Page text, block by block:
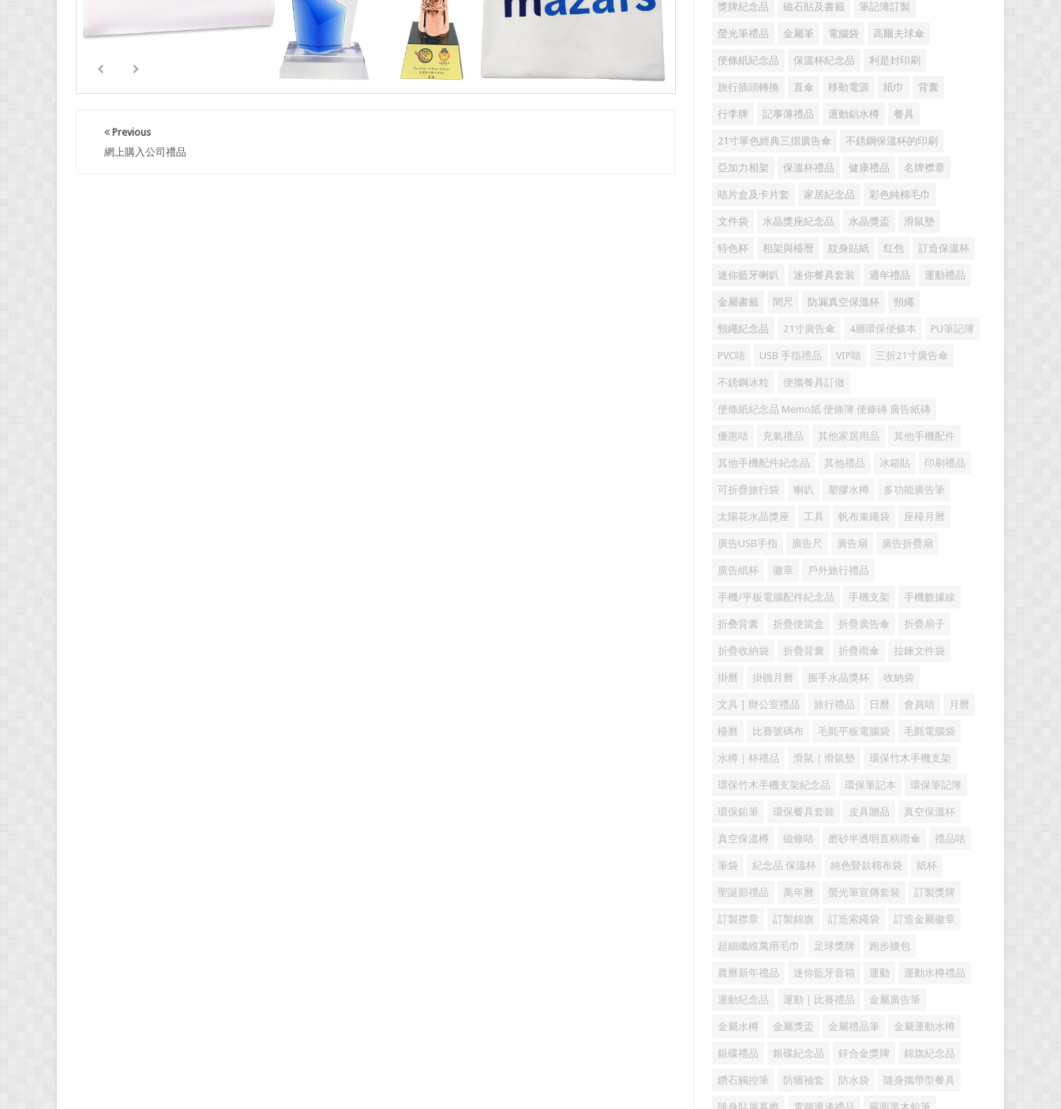
Previous
網上購入公司禮品
獎牌紀念品 磁石貼及書籤 筆記簿訂製
螢光筆禮品 金屬筆 電腦袋 高爾夫球傘
便條紙紀念品 保溫杯紀念品 利是封印刷
旅行插頭轉換 直傘 移動電源 紙巾 背囊
行李牌 記事薄禮品 運動鋁水樽 餐具
21寸單色經典三摺廣告傘 不銹鋼保溫杯的印刷
亞加力相架 保溫杯禮品 健康禮品 名牌襟章
咭片盒及卡片套 家居紀念品 彩色純棉毛巾
文件袋 水晶獎座紀念品 水晶獎盃 滑鼠墊
特色杯 相架與檯暦 紋身貼紙 红包 訂造保溫杯
迷你藍牙喇叭 迷你餐具套裝 週年禮品 運動禮品
金屬書籤 間尺 防漏真空保溫杯 頸繩
頸繩紀念品 21寸廣告傘 4層環保便條本 PU筆記簿
PVC咭 USB 手指禮品 VIP咭 三折21寸廣告傘
不銹鋼冰粒 便攜餐具訂做
便條紙紀念品 Memo紙 便條簿 便條磚 廣告紙磚
優惠咭 充氣禮品 其他家居用品 其他手機配件
其他手機配件紀念品 其他禮品 冰箱貼 印刷禮品
可折疊旅行袋 喇叭 塑膠水樽 多功能廣告筆
太陽花水晶獎座 工具 帆布束繩袋 座檯月曆
廣告USB手指 廣告尺 廣告扇 廣告折疊扇
廣告紙杯 徽章 戶外旅行禮品
手機/平板電腦配件紀念品 手機支架 手機數據線
折叠背囊 折疊便當盒 折疊廣告傘 折疊扇子
折疊收納袋 折疊背囊 折疊雨傘 拉鍊文件袋
掛曆 掛牆月曆 握手水晶獎杯 收納袋
文具 | 辦公室禮品 旅行禮品 日曆 會員咭 月曆
檯曆 比賽號碼布 毛氈平板電腦袋 毛氈電腦袋
水樽｜杯禮品 滑鼠｜滑鼠墊 環保竹木手機支架
環保竹木手機支架紀念品 環保筆記本 環保筆記簿
環保鉛筆 環保餐具套裝 皮具贈品 真空保溫杯
真空保溫樽 磁條咭 磨砂半透明直柄雨傘 禮品咭
筆袋 紀念品 保溫杯 純色豎款棉布袋 紙杯
聖誕節禮品 萬年曆 螢光筆宣傳套裝 訂製獎牌
訂製襟章 訂製錦旗 訂造索繩袋 訂造金屬徽章
超細纖維萬用毛巾 足球獎牌 跑步腰包
農曆新年禮品 迷你藍牙音箱 運動 運動水樽禮品
運動紀念品 運動｜比賽禮品 金屬廣告筆
金屬水樽 金屬獎盃 金屬禮品筆 金屬運動水樽
銀碟禮品 銀碟紀念品 鋅合金獎牌 錦旗紀念品
鑽石觸控筆 防曬袖套 防水袋 隨身攜帶型餐具